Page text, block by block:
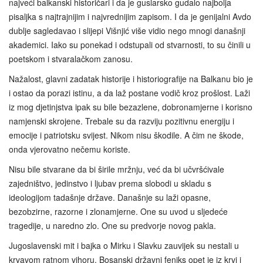
najveći balkanski historičari i da je guslarsko gudalo najbolja
pisaljka s najtrajnijim i najvrednijim zapisom. I da je genijalni Avdo
dublje sagledavao i slijepi Višnjić više vidio nego mnogi današnji
akademici. Iako su ponekad i odstupali od stvarnosti, to su činili u
poetskom i stvaralačkom zanosu.
Nažalost, glavni zadatak historije i historiografije na Balkanu bio je
i ostao da porazi istinu, a da laž postane vodič kroz prošlost. Laži
iz mog djetinjstva ipak su bile bezazlene, dobronamjerne i korisno
namjenski skrojene. Trebale su da razviju pozitivnu energiju i
emocije i patriotsku svijest. Nikom nisu škodile. A čim ne škode,
onda vjerovatno nečemu koriste.
Nisu bile stvarane da bi širile mržnju, već da bi učvršćivale
zajedništvo, jedinstvo i ljubav prema slobodi u skladu s
ideologijom tadašnje države. Današnje su laži opasne,
bezobzirne, razorne i zlonamjerne. One su uvod u sljedeće
tragedije, u naredno zlo. One su predvorje novog pakla.
Jugoslavenski mit i bajka o Mirku i Slavku zauvijek su nestali u
krvavom ratnom vihoru. Bosanski državni feniks opet je iz krvi i